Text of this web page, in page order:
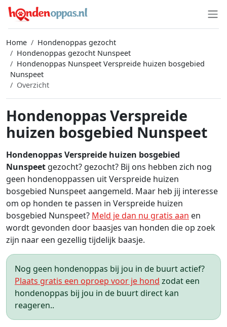
Home
Hondenoppas gezocht
Hondenoppas gezocht Nunspeet
Hondenoppas Nunspeet Verspreide huizen bosgebied
Nunspeet
Overzicht
Hondenoppas Verspreide
huizen bosgebied Nunspeet
Hondenoppas Verspreide huizen bosgebied
Nunspeet gezocht? gezocht? Bij ons hebben zich nog
geen hondenoppassen uit Verspreide huizen
bosgebied Nunspeet aangemeld. Maar heb jij interesse
om op honden te passen in Verspreide huizen
bosgebied Nunspeet? Meld je dan nu gratis aan en
wordt gevonden door baasjes van honden die op zoek
zijn naar een gezellig tijdelijk baasje.
Nog geen hondenoppas bij jou in de buurt actief?
Plaats gratis een oproep voor je hond zodat een
hondenoppas bij jou in de buurt direct kan
reageren..